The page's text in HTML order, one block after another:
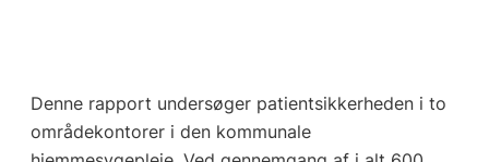
Denne rapport undersøger patientsikkerheden i to
områdekontorer i den kommunale